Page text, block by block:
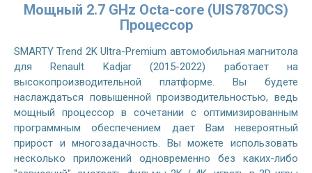
Мощный 2.7 GHz Octa-core (UIS7870CS)
Процессор
SMARTY Trend 2K Ultra-Premium автомобильная магнитола
для Renault Kadjar (2015-2022) работает на
высокопроизводительной платформе. Вы будете
наслаждаться повышенной производительностью, ведь
мощный процессор в сочетании с оптимизированным
программным обеспечением дает Вам невероятный
прирост и многозадачность. Вы можете использовать
несколько приложений одновременно без каких-либо